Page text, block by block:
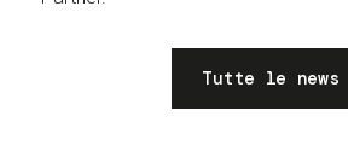
Tutte le news